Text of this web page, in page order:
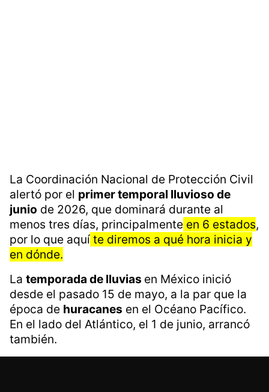
La Coordinación Nacional de Protección Civil
alertó por el primer temporal lluvioso de
junio de 2026, que dominará durante al
menos tres días, principalmente en 6 estados,
por lo que aquí te diremos a qué hora inicia y
en dónde.
La temporada de lluvias en México inició
desde el pasado 15 de mayo, a la par que la
época de huracanes en el Océano Pacífico.
En el lado del Atlántico, el 1 de junio, arrancó
también.